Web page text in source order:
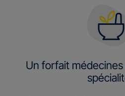
Un forfait